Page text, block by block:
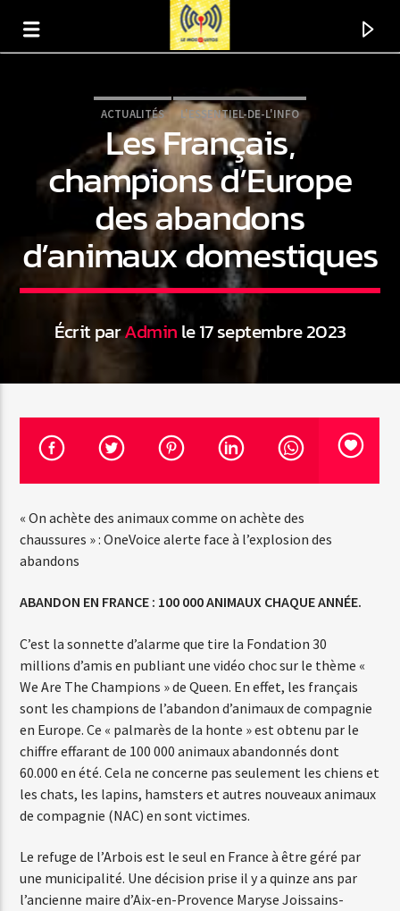
En ce moment
Artiste
Web-Radio-Le-Mosquitos
Web-Radio-Sicily
Web-Radio-Années 70
Web-Radio-Années 80
ACTUALITÉS L'ESSENTIEL-DE-L'INFO
Les Français,
champions d’Europe
des abandons
d’animaux domestiques
Écrit parAdminle 17 septembre 2023
« On achète des animaux comme on achète des
chaussures » : OneVoice alerte face à l’explosion des
abandons
ABANDON EN FRANCE : 100 000 ANIMAUX CHAQUE ANNÉE.
C’est la sonnette d’alarme que tire la Fondation 30
millions d’amis en publiant une vidéo choc sur le thème «
We Are The Champions » de Queen. En effet, les français
sont les champions de l’abandon d’animaux de compagnie
en Europe. Ce « palmarès de la honte » est obtenu par le
chiffre effarant de 100 000 animaux abandonnés dont
60.000 en été. Cela ne concerne pas seulement les chiens et
les chats, les lapins, hamsters et autres nouveaux animaux
de compagnie (NAC) en sont victimes.
Le refuge de l’Arbois est le seul en France à être géré par
une municipalité. Une décision prise il y a quinze ans par
l’ancienne maire d’Aix-en-Provence Maryse Joissains-